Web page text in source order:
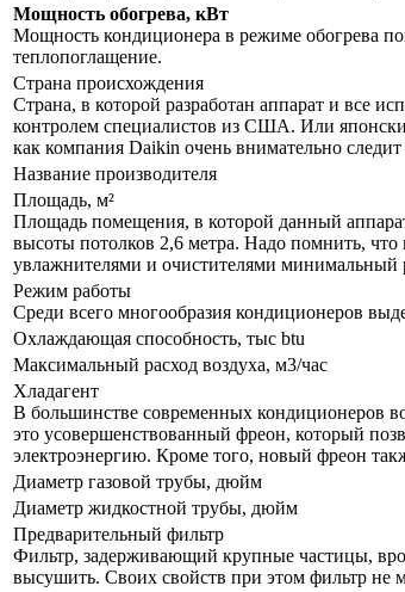
Мощность обогрева, кВт
Мощность кондиционера в режиме обогрева
теплопоглащение.
Страна происхождения
Страна, в которой разработан аппарат и все
контролем специалистов из США. Или
как компания Daikin очень внимательно
Название производителя
Площадь, м²
Площадь помещения, в которой данный
высоты потолков 2,6 метра. Надо помнить, что
увлажнителями и очистителями минимальный
Режим работы
Среди всего многообразия кондиционеров
Охлаждающая способность, тыс btu
Максимальный расход воздуха, м3/час
Хладагент
В большинстве современных кондиционеров
это усовершенствованный фреон, который
электроэнергию. Кроме того, новый фреон
Диаметр газовой трубы, дюйм
Диаметр жидкостной трубы, дюйм
Предварительный фильтр
Фильтр, задерживающий крупные частицы,
высушить. Своих свойств при этом фильтр не